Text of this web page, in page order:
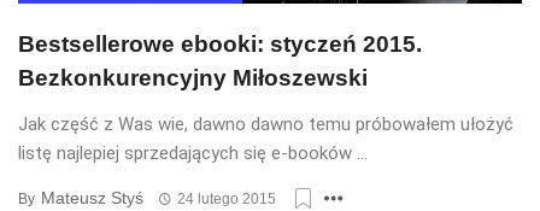
Bestsellerowe ebooki: styczeń 2015.
Bezkonkurencyjny Miłoszewski
Jak część z Was wie, dawno dawno temu próbowałem ułożyć
listę najlepiej sprzedających się e-booków ...
By Mateusz Styś 24 lutego 2015